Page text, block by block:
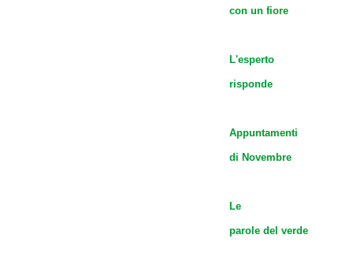
con un fiore
L'esperto
risponde
Appuntamenti
di Novembre
Le
parole del verde